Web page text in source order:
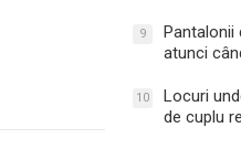
9
Pantalonii
atunci
10
Locuri
de cuplu